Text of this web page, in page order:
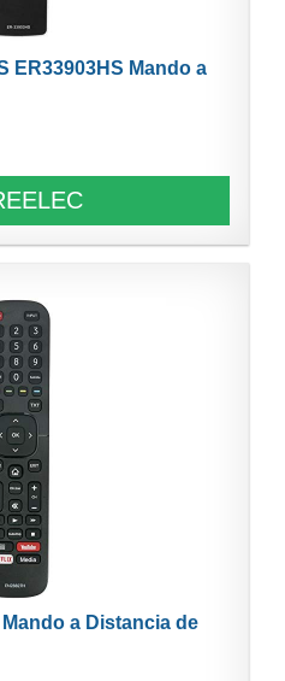
ER33903HS Mando a
a Distancia de